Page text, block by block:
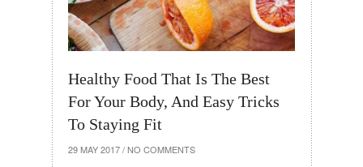
Healthy Food That Is The Best
For Your Body, And Easy Tricks
To Staying Fit
29 MAY 2017 / NO COMMENTS